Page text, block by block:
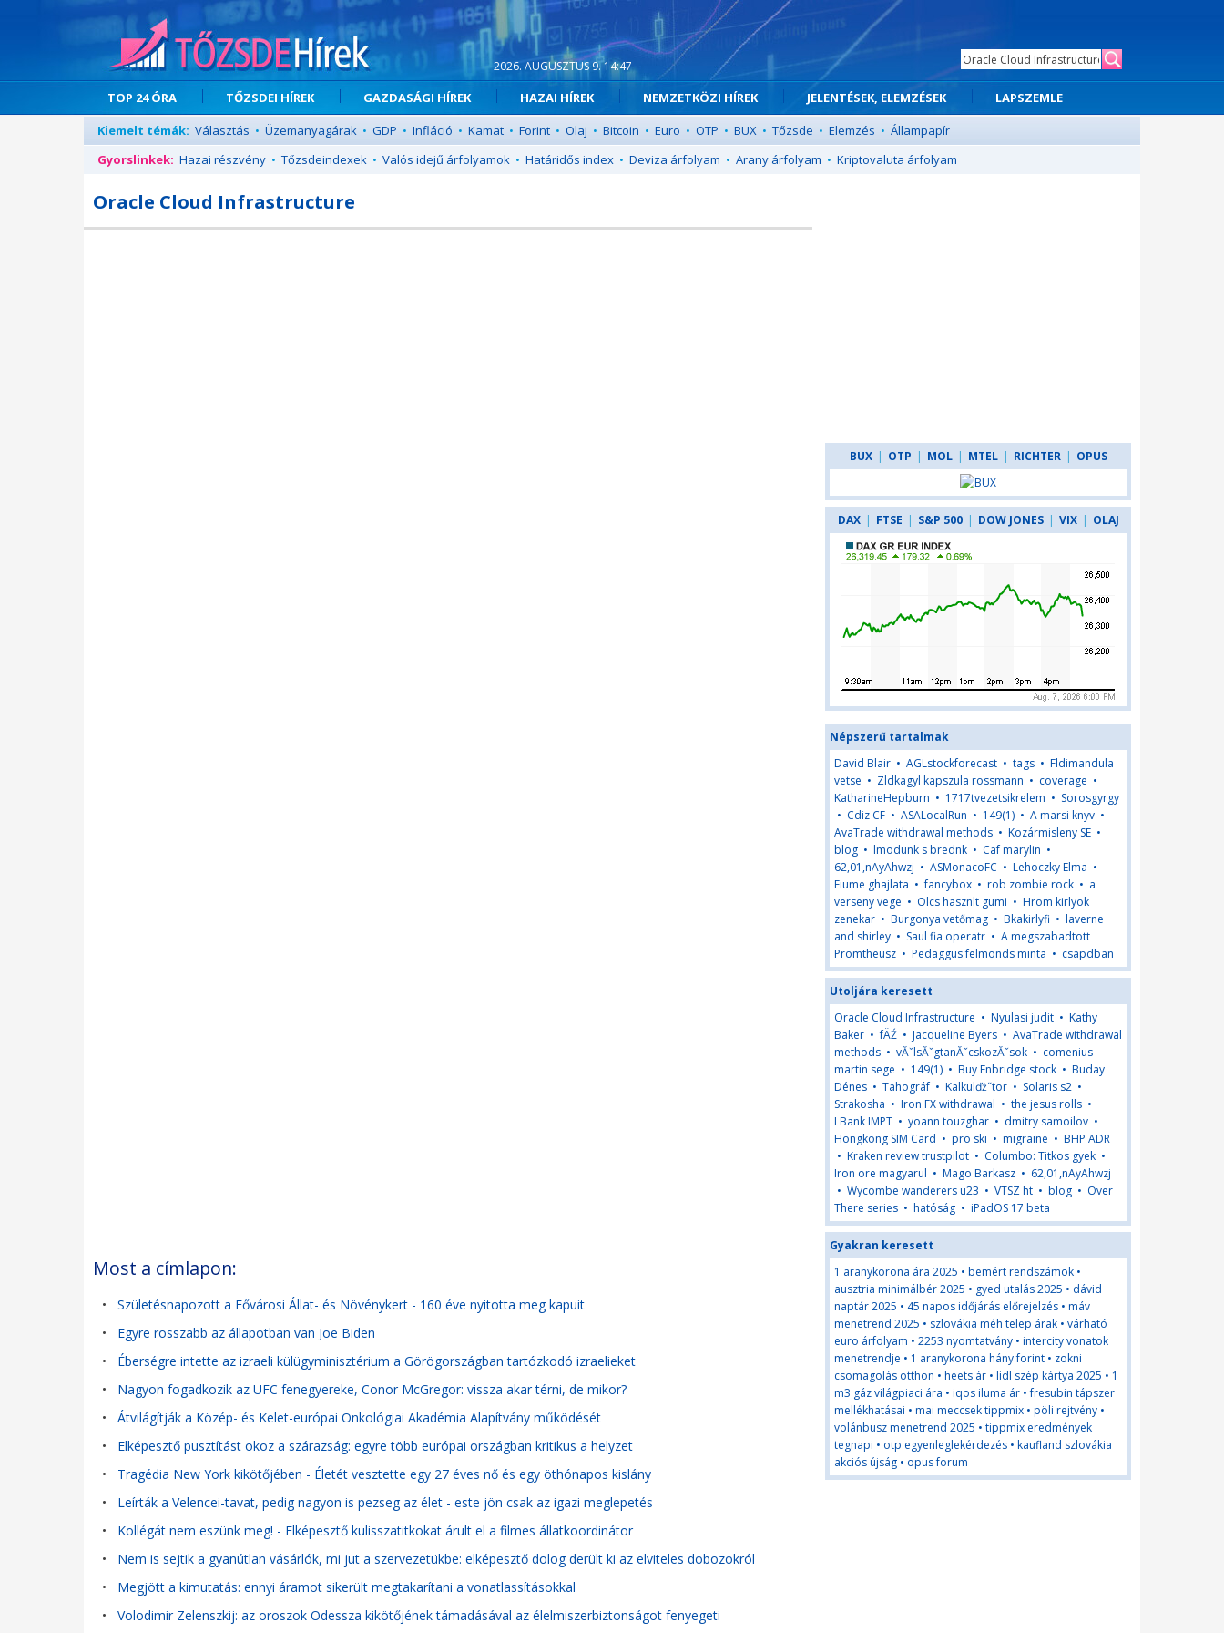
2026. AUGUSZTUS 9. 14:47
TOP 24 ÓRA TŐZSDEI HÍREK GAZDASÁGI HÍREK HAZAI HÍREK NEMZETKÖZI HÍREK JELENTÉSEK, ELEMZÉSEK
LAPSZEMLE
Kiemelt témák: Választás • Üzemanyagárak • GDP • Infláció • Kamat • Forint • Olaj • Bitcoin • Euro • OTP • BUX • Tőzsde • Elemzés • Állampapír
Gyorslinkek: Hazai részvény • Tőzsdeindexek • Valós idejű árfolyamok • Határidős index • Deviza árfolyam • Arany árfolyam • Kriptovaluta árfolyam
Oracle Cloud Infrastructure
Most a címlapon:
• Születésnapozott a Fővárosi Állat- és Növénykert - 160 éve nyitotta meg kapuit
• Egyre rosszabb az állapotban van Joe Biden
• Éberségre intette az izraeli külügyminisztérium a Görögországban tartózkodó izraelieket
• Nagyon fogadkozik az UFC fenegyereke, Conor McGregor: vissza akar térni, de mikor?
• Átvilágítják a Közép- és Kelet-európai Onkológiai Akadémia Alapítvány működését
• Elképesztő pusztítást okoz a szárazság: egyre több európai országban kritikus a helyzet
• Tragédia New York kikötőjében - Életét vesztette egy 27 éves nő és egy öthónapos kislány
• Leírták a Velencei-tavat, pedig nagyon is pezseg az élet - este jön csak az igazi meglepetés
• Kollégát nem eszünk meg! - Elképesztő kulisszatitkokat árult el a filmes állatkoordinátor
• Nem is sejtik a gyanútlan vásárlók, mi jut a szervezetükbe: elképesztő dolog derült ki az elviteles dobozokról
• Megjött a kimutatás: ennyi áramot sikerült megtakarítani a vonatlassításokkal
• Volodimir Zelenszkij: az oroszok Odessza kikötőjének támadásával az élelmiszerbiztonságot fenyegeti
BUX | OTP | MOL | MTEL | RICHTER | OPUS
DAX | FTSE | S&P 500 | DOW JONES | VIX | OLAJ
Népszerű tartalmak
David Blair • AGLstockforecast • tags • Fldimandula
vetse • Zldkagyl kapszula rossmann • coverage •
KatharineHepburn • 1717tvezetsikrelem • Sorosgyrgy
• Cdiz CF • ASALocalRun • 149(1) • A marsi knyv •
AvaTrade withdrawal methods • Kozármisleny SE •
blog • lmodunk s brednk • Caf marylin •
62,01,nAyAhwzj • ASMonacoFC • Lehoczky Elma •
Fiume ghajlata •fancybox • rob zombie rock • a
verseny vege • Olcs hasznlt gumi • Hrom kirlyok
zenekar • Burgonya vetőmag • Bkakirlyfi • laverne
and shirley • Saul fia operatr • A megszabadtott
Promtheusz • Pedaggus felmonds minta • csapdban
Utoljára keresett
Oracle Cloud Infrastructure • Nyulasi judit • Kathy
Baker •fÄŹ • Jacqueline Byers • AvaTrade withdrawal
methods • vĂˇlsĂˇgtanĂˇcskozĂˇsok • comenius
martin sege • 149(1) • Buy Enbridge stock • Buday
Dénes • Tahográf • Kalkulďż˝tor • Solaris s2 •
Strakosha • Iron FX withdrawal • the jesus rolls •
LBank IMPT • yoann touzghar • dmitry samoilov •
Hongkong SIM Card • pro ski • migraine • BHP ADR
• Kraken review trustpilot • Columbo: Titkos gyek •
Iron ore magyarul • Mago Barkasz • 62,01,nAyAhwzj
• Wycombe wanderers u23 • VTSZ ht • blog • Over
There series • hatóság • iPadOS 17 beta
Gyakran keresett
1 aranykorona ára 2025 • bemért rendszámok •
ausztria minimálbér 2025 • gyed utalás 2025 • dávid
naptár 2025 • 45 napos időjárás előrejelzés • máv
menetrend 2025 • szlovákia méh telep árak • várható
euro árfolyam • 2253 nyomtatvány • intercity vonatok
menetrendje • 1 aranykorona hány forint • zokni
csomagolás otthon • heets ár • lidl szép kártya 2025 • 1
m3 gáz világpiaci ára • iqos iluma ár •fresubin tápszer
mellékhatásai • mai meccsek tippmix • pöli rejtvény •
volánbusz menetrend 2025 • tippmix eredmények
tegnapi • otp egyenleglekérdezés • kaufland szlovákia
akciós újság • opus forum